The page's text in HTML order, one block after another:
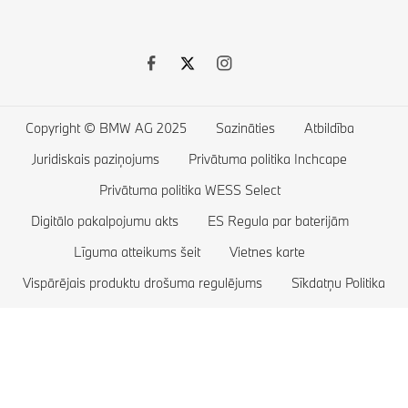
BMW 2. sērija
BMW 1. sērija
BMW M sērija
BMW konceptautomobiļi
BMW luksusa automobiļi
Elektroauto darbības rādiuss
Elektroauto ekspluatācijas izmaksas
Plug-in hibrīdauto
Copyright © BMW AG 2025 Sazināties
Atbildība
Juridiskais paziņojums
Privātuma politika Inchcape
Privātuma politika WESS Select
Digitālo pakalpojumu akts
ES Regula par baterijām
Līguma atteikums šeit
Vietnes karte
Vispārējais produktu drošuma regulējums
Sīkdatņu Politika